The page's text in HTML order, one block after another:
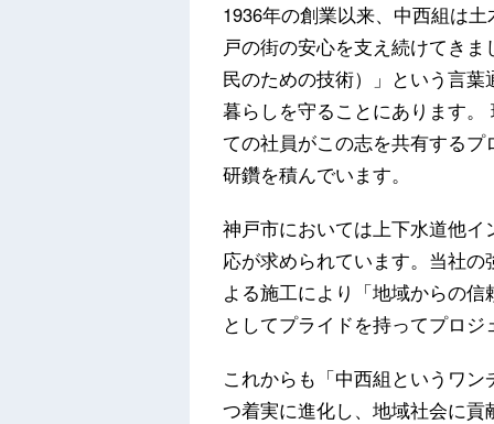
1936年の創業以来、中西組は
戸の街の安心を支え続けてき
民のための技術）」という言
暮らしを守ることにあります
ての社員がこの志を共有する
研鑽を積んでいます。
神戸市においては上下水道他
応が求められています。当社
よる施工により「地域からの
としてプライドを持ってプロ
これからも「中西組というワ
つ着実に進化し、地域社会に貢